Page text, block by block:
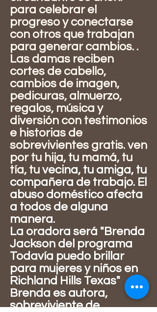
para celebrar el
progreso y conectarse
con otros que trabajan
para generar cambios. .
Las damas reciben
cortes de cabello,
cambios de imagen,
pedicuras, almuerzo,
regalos, música y
diversión con testimonios
e historias de
sobrevivientes gratis. ven
por tu hija, tu mamá, tu
tía, tu vecina, tu amiga, tu
compañera de trabajo. El
abuso doméstico afecta
a todos de alguna
manera.
La oradora será "Brenda
Jackson del programa
Todavía puedo brillar
para mujeres y niños en
Richland Hills Texas"
Brenda es autora,
sobreviviente de